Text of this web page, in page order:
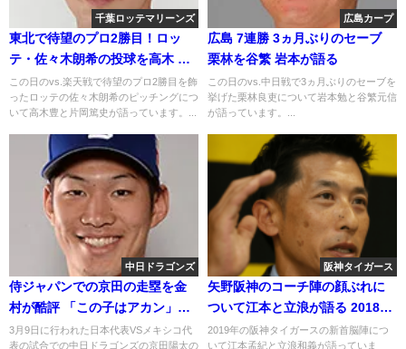
千葉ロッテマリーンズ
東北で待望のプロ2勝目！ロッ
テ・佐々木朗希の投球を高木 片
岡が語る
この日のvs.楽天戦で待望のプロ2勝目を飾
ったロッテの佐々木朗希のピッチングにつ
いて高木豊と片岡篤史が語っています。...
広島カープ
広島 7連勝 3ヵ月ぶりのセーブ
栗林を谷繁 岩本が語る
この日のvs.中日戦で3ヵ月ぶりのセーブを
挙げた栗林良吏について岩本勉と谷繁元信
が語っています。...
中日ドラゴンズ
侍ジャパンでの京田の走塁を金
村が酷評 「この子はアカン」
2019年3月12日
3月9日に行われた日本代表VSメキシコ代
表の試合での中日ドラゴンズの京田陽太の
阪神タイガース
矢野阪神のコーチ陣の顔ぶれに
ついて江本と立浪が語る 2018年
10月20日
2019年の阪神タイガースの新首脳陣につ
いて江本孟紀と立浪和義が語っていま